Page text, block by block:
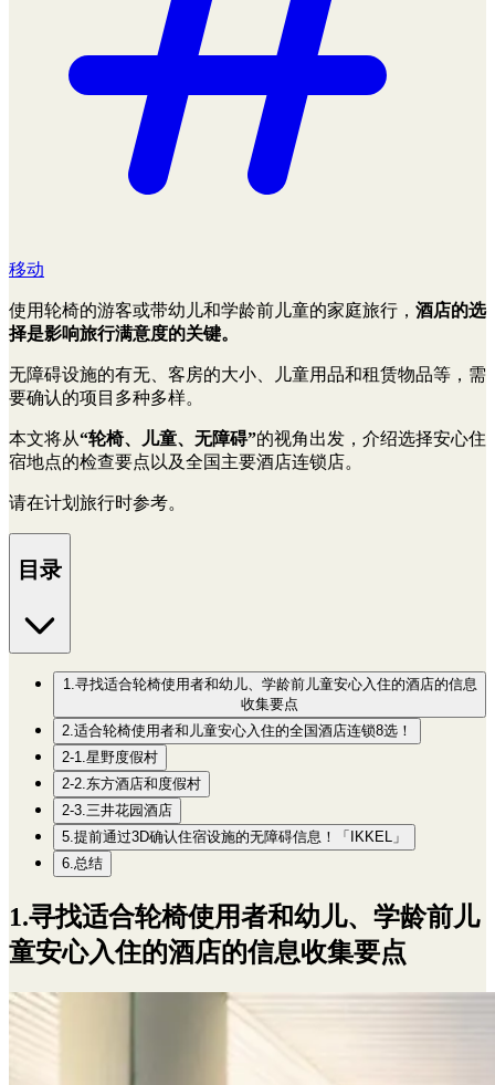
移动
使用轮椅的游客或带幼儿和学龄前儿童的家庭旅行， 酒店的选
择是影响旅行满意度的关键。
无障碍设施的有无、客房的大小、儿童用品和租赁物品等，需
要确认的项目多种多样。
本文将从“轮椅、儿童、无障碍”的视角出发，介绍选择安心住
宿地点的检查要点以及全国主要酒店连锁店。
请在计划旅行时参考。
目录
1.寻找适合轮椅使用者和幼儿、学龄前儿童安心入住的酒店的信息
收集要点
2.适合轮椅使用者和儿童安心入住的全国酒店连锁8选！
2-1.星野度假村
2-2.东方酒店和度假村
2-3.三井花园酒店
5.提前通过3D确认住宿设施的无障碍信息！「IKKEL」
6.总结
1.寻找适合轮椅使用者和幼儿、学龄前儿
童安心入住的酒店的信息收集要点